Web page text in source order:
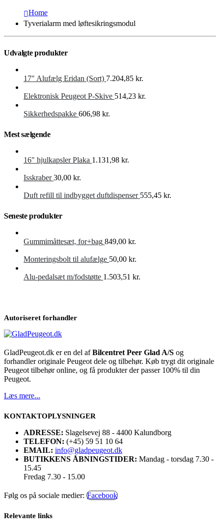
Home
Tyverialarm med løftesikringsmodul
Udvalgte produkter
17″ Alufælg Eridan (Sort) 7.204,85 kr.
Elektronisk Peugeot P-Skive 514,23 kr.
Sikkerhedspakke 606,98 kr.
Mest sælgende
16" hjulkapsler Plaka 1.131,98 kr.
Isskraber 30,00 kr.
Duft refill til indbygget duftdispenser 555,45 kr.
Seneste produkter
Gummimåttesæt, for+bag 849,00 kr.
Monteringsbolt til alufælge 50,00 kr.
Alu-pedalsæt m/fodstøtte 1.503,51 kr.
Autoriseret forhandler
GladPeugeot.dk er en del afBilcentret Peer Glad A/S og
forhandler originale Peugeot dele og tilbehør. Køb trygt dit originale
Peugeot tilbehør online, og få produkter der passer 100% til din
Peugeot.
Læs mere...
KONTAKTOPLYSNINGER
ADRESSE: Slagelsevej 88 - 4400 Kalundborg
TELEFON: (+45) 59 51 10 64
EMAIL: info@gladpeugeot.dk
BUTIKKENS ÅBNINGSTIDER: Mandag - torsdag 7.30 -
15.45
Fredag 7.30 - 15.00
Følg os på sociale medier: Facebook
Relevante links